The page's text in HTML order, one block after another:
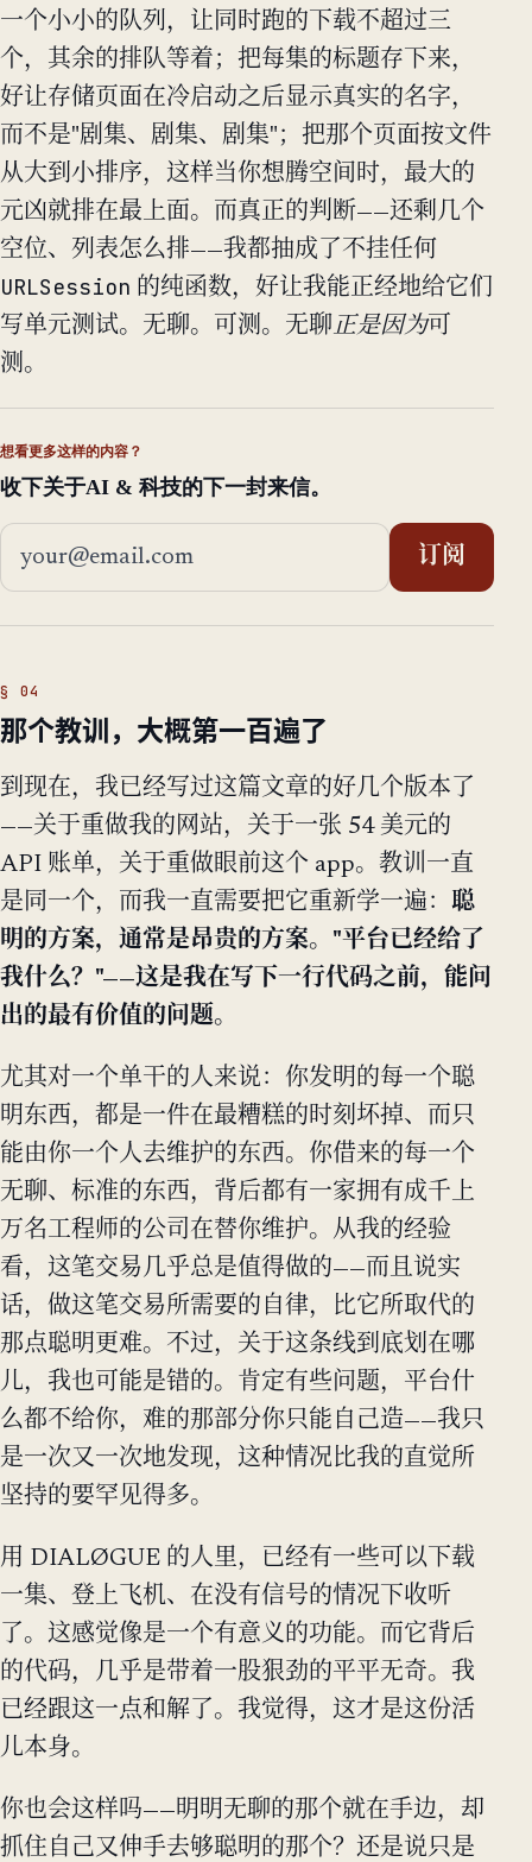
一个小小的队列，让同时跑的下载不超过三
个，其余的排队等着；把每集的标题存下来，
好让存储页面在冷启动之后显示真实的名字，
而不是"剧集、剧集、剧集"；把那个页面按文件
从大到小排序，这样当你想腾空间时，最大的
元凶就排在最上面。而真正的判断——还剩几个
空位、列表怎么排——我都抽成了不挂任何
URLSession 的纯函数，好让我能正经地给它们
写单元测试。无聊。可测。无聊 正是因为可
测。
想看更多这样的内容？
收下关于AI & 科技的下一封来信。
邮箱地址
订阅
那个教训，大概第一百遍了
到现在，我已经写过这篇文章的好几个版本了
——关于重做我的网站，关于一张 54 美元的
API 账单，关于重做眼前这个 app。教训一直
是同一个，而我一直需要把它重新学一遍： 聪
明的方案，通常是昂贵的方案。"平台已经给了
我什么？"——这是我在写下一行代码之前，能问
出的最有价值的问题。
尤其对一个单干的人来说：你发明的每一个聪
明东西，都是一件在最糟糕的时刻坏掉、而只
能由你一个人去维护的东西。你借来的每一个
无聊、标准的东西，背后都有一家拥有成千上
万名工程师的公司在替你维护。从我的经验
看，这笔交易几乎总是值得做的——而且说实
话，做这笔交易所需要的自律，比它所取代的
那点聪明更难。不过，关于这条线到底划在哪
儿，我也可能是错的。肯定有些问题，平台什
么都不给你，难的那部分你只能自己造——我只
是一次又一次地发现，这种情况比我的直觉所
坚持的要罕见得多。
用 DIALØGUE 的人里，已经有一些可以下载
一集、登上飞机、在没有信号的情况下收听
了。这感觉像是一个有意义的功能。而它背后
的代码，几乎是带着一股狠劲的平平无奇。我
已经跟这一点和解了。我觉得，这才是这份活
儿本身。
你也会这样吗——明明无聊的那个就在手边，却
抓住自己又伸手去够聪明的那个？还是说只是